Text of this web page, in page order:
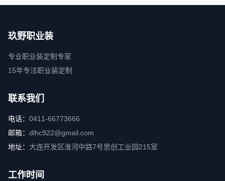
玖野职业装
专业职业装定制专家
15年专注职业装定制
联系我们
电话： 0411-66773666
邮箱： dlhc922@gmail.com
地址： 大连开发区淮河中路7号思创工业园215室
工作时间